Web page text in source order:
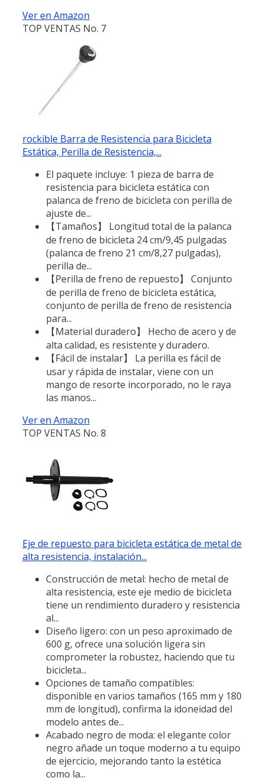
Ver en Amazon
TOP VENTAS No. 7
rockible Barra de Resistencia para Bicicleta
Estática, Perilla de Resistencia,...
El paquete incluye: 1 pieza de barra de
resistencia para bicicleta estática con
palanca de freno de bicicleta con perilla de
ajuste de...
【Tamaños】 Longitud total de la palanca
de freno de bicicleta 24 cm/9,45 pulgadas
(palanca de freno 21 cm/8,27 pulgadas),
perilla de...
【Perilla de freno de repuesto】 Conjunto
de perilla de freno de bicicleta estática,
conjunto de perilla de freno de resistencia
para...
【Material duradero】 Hecho de acero y de
alta calidad, es resistente y duradero.
【Fácil de instalar】 La perilla es fácil de
usar y rápida de instalar, viene con un
mango de resorte incorporado, no le raya
las manos...
Ver en Amazon
TOP VENTAS No. 8
Eje de repuesto para bicicleta estática de metal de
alta resistencia, instalación...
Construcción de metal: hecho de metal de
alta resistencia, este eje medio de bicicleta
tiene un rendimiento duradero y resistencia
al...
Diseño ligero: con un peso aproximado de
600 g, ofrece una solución ligera sin
comprometer la robustez, haciendo que tu
bicicleta...
Opciones de tamaño compatibles:
disponible en varios tamaños (165 mm y 180
mm de longitud), confirma la idoneidad del
modelo antes de...
Acabado negro de moda: el elegante color
negro añade un toque moderno a tu equipo
de ejercicio, mejorando tanto la estética
como la...